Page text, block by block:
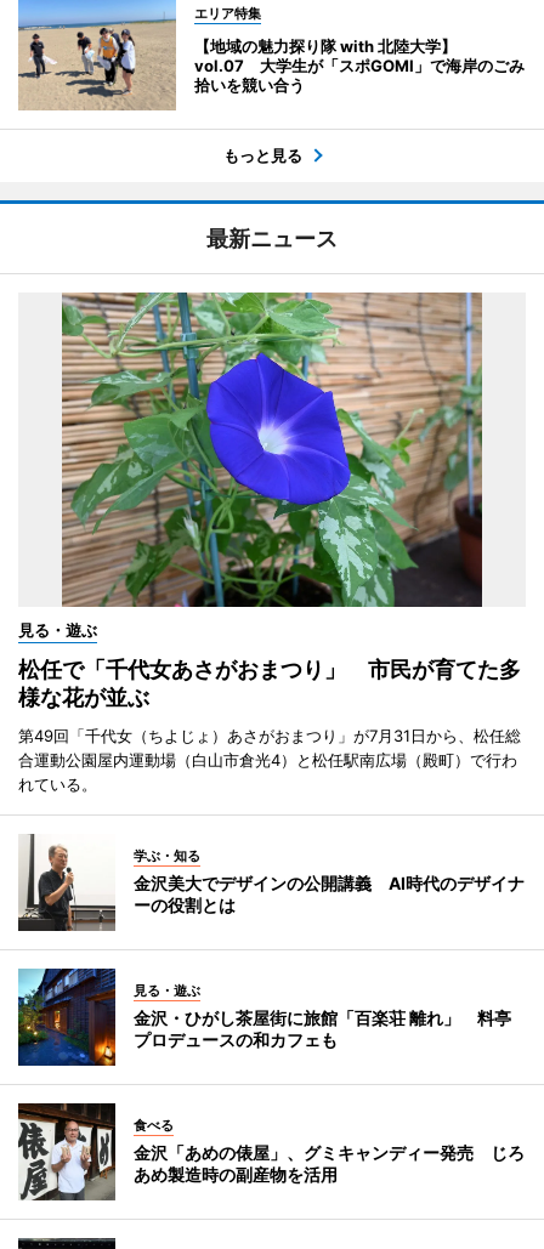
エリア特集
【地域の魅力探り隊 with 北陸大学】
vol.07 大学生が「スポGOMI」で海岸のごみ
拾いを競い合う
もっと見る
最新ニュース
見る・遊ぶ
松任で「千代女あさがおまつり」 市民が育てた多
様な花が並ぶ
第49回「千代女（ちよじょ）あさがおまつり」が7月31日から、松任総
合運動公園屋内運動場（白山市倉光4）と松任駅南広場（殿町）で行わ
れている。
学ぶ・知る
金沢美大でデザインの公開講義 AI時代のデザイナ
ーの役割とは
見る・遊ぶ
金沢・ひがし茶屋街に旅館「百楽荘 離れ」 料亭
プロデュースの和カフェも
食べる
金沢「あめの俵屋」、グミキャンディー発売 じろ
あめ製造時の副産物を活用